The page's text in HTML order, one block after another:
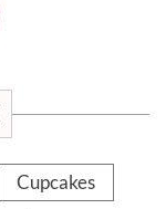
Cupcakes